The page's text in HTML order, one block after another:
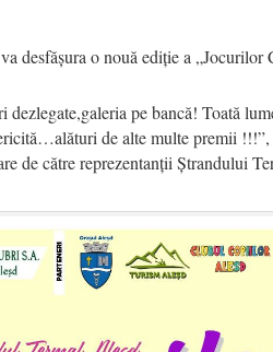
desfășura o nouă ediție a „Jocurilor
dezlegate,galeria pe bancă! Toată
de alte multe premii !!!”,
de către reprezentanții Ștrandului